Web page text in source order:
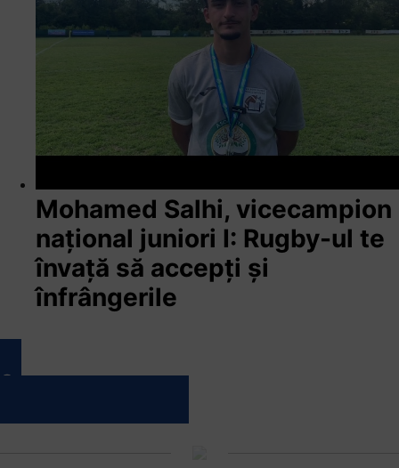
Mohamed Salhi, vicecampion
național juniori I: Rugby-ul te
învață să accepți și
înfrângerile